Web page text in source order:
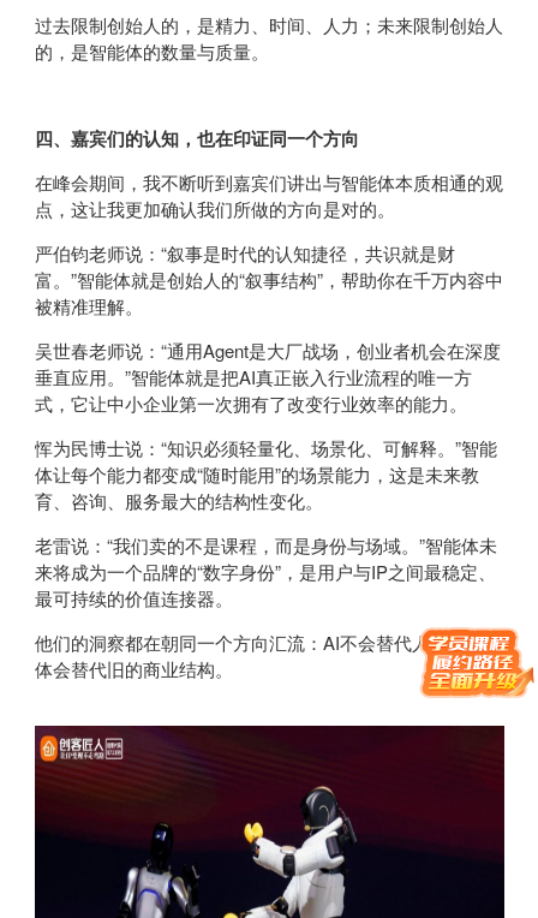
过去限制创始人的，是精力、时间、人力；未来限制创始人
的，是智能体的数量与质量。
四、嘉宾们的认知，也在印证同一个方向
在峰会期间，我不断听到嘉宾们讲出与智能体本质相通的观
点，这让我更加确认我们所做的方向是对的。
严伯钧老师说：“叙事是时代的认知捷径，共识就是财
富。”智能体就是创始人的“叙事结构”，帮助你在千万内容中
被精准理解。
吴世春老师说：“通用Agent是大厂战场，创业者机会在深度
垂直应用。”智能体就是把AI真正嵌入行业流程的唯一方
式，它让中小企业第一次拥有了改变行业效率的能力。
恽为民博士说：“知识必须轻量化、场景化、可解释。”智能
体让每个能力都变成“随时能用”的场景能力，这是未来教
育、咨询、服务最大的结构性变化。
老雷说：“我们卖的不是课程，而是身份与场域。”智能体未
来将成为一个品牌的“数字身份”，是用户与IP之间最稳定、
最可持续的价值连接器。
他们的洞察都在朝同一个方向汇流：AI不会替代人，但智能
体会替代旧的商业结构。